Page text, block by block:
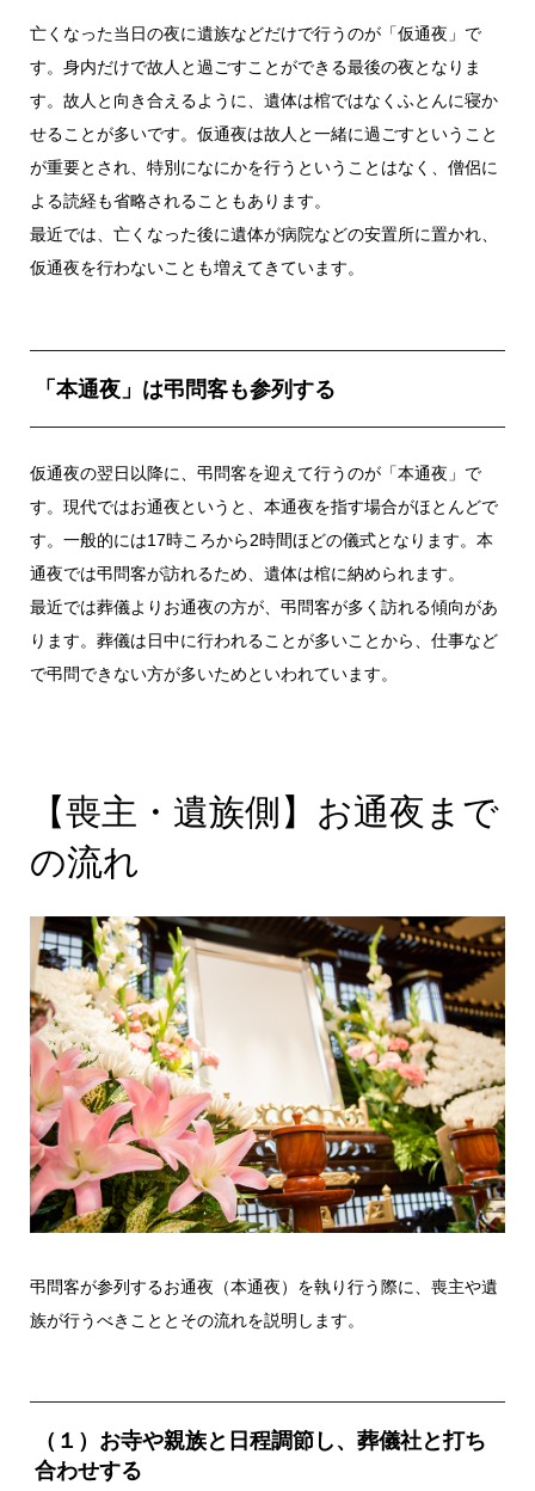
亡くなった当日の夜に遺族などだけで行うのが「仮通夜」で
す。身内だけで故人と過ごすことができる最後の夜となりま
す。故人と向き合えるように、遺体は棺ではなくふとんに寝か
せることが多いです。仮通夜は故人と一緒に過ごすということ
が重要とされ、特別になにかを行うということはなく、僧侶に
よる読経も省略されることもあります。
最近では、亡くなった後に遺体が病院などの安置所に置かれ、
仮通夜を行わないことも増えてきています。
「本通夜」は弔問客も参列する
仮通夜の翌日以降に、弔問客を迎えて行うのが「本通夜」で
す。現代ではお通夜というと、本通夜を指す場合がほとんどで
す。一般的には17時ころから2時間ほどの儀式となります。本
通夜では弔問客が訪れるため、遺体は棺に納められます。
最近では葬儀よりお通夜の方が、弔問客が多く訪れる傾向があ
ります。葬儀は日中に行われることが多いことから、仕事など
で弔問できない方が多いためといわれています。
【喪主・遺族側】お通夜まで
の流れ
弔問客が参列するお通夜（本通夜）を執り行う際に、喪主や遺
族が行うべきこととその流れを説明します。
（１）お寺や親族と日程調節し、葬儀社と打ち
合わせする